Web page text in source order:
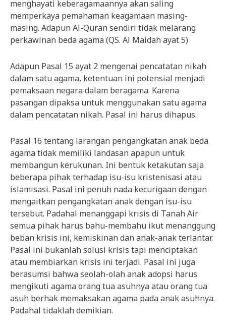
menghayati keberagamaannya akan saling
memperkaya pemahaman keagamaan masing-
masing. Adapun Al-Quran sendiri tidak melarang
perkawinan beda agama (QS. Al Maidah ayat 5)
Adapun Pasal 15 ayat 2 mengenai pencatatan nikah
dalam satu agama, ketentuan ini potensial menjadi
pemaksaan negara dalam beragama. Karena
pasangan dipaksa untuk menggunakan satu agama
dalam pencatatan nikah. Pasal ini harus dihapus.
Pasal 16 tentang larangan pengangkatan anak beda
agama tidak memiliki landasan apapun untuk
membangun kerukunan. Ini bentuk ketakutan saja
beberapa pihak terhadap isu-isu kristenisasi atau
islamisasi. Pasal ini penuh nada kecurigaan dengan
mengaitkan pengangkatan anak dengan isu-isu
tersebut. Padahal menanggapi krisis di Tanah Air
semua pihak harus bahu-membahu ikut menanggung
beban krisis ini, kemiskinan dan anak-anak terlantar.
Pasal ini bukanlah solusi krisis tapi menciptakan
atau membiarkan krisis ini terjadi. Pasal ini juga
berasumsi bahwa seolah-olah anak adopsi harus
mengikuti agama orang tua asuhnya atau orang tua
asuh berhak memaksakan agama pada anak asuhnya.
Padahal tidaklah demikian.